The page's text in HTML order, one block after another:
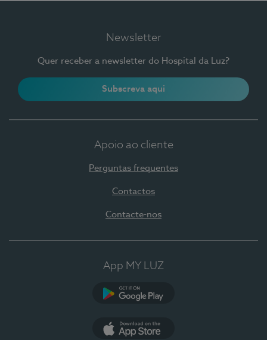
Newsletter
Quer receber a newsletter do Hospital da Luz?
Subscreva aqui
Apoio ao cliente
Perguntas frequentes
Contactos
Contacte-nos
App MY LUZ